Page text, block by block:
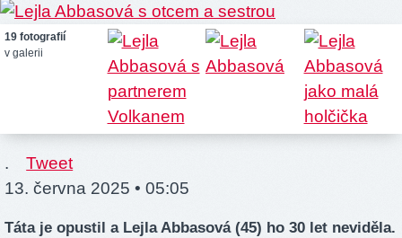
19 fotografií
v galerii
.
Tweet
13. června 2025 • 05:05
Táta je opustil a Lejla Abbasová (45) ho 30 let neviděla.